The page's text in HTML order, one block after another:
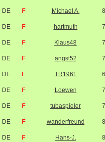
DE F Michael A.
DE F hartmuth
DE F Klaus48
DE F angst52
DE F TR1961
DE F Loewen
DE F tubaspieler
DE F wanderfreund
DE F Hans-J.